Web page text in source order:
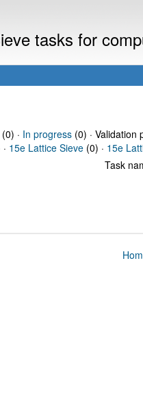
tasks for
· In progress(0) · Validation
15e Lattice Sieve (0) · 15e
Task